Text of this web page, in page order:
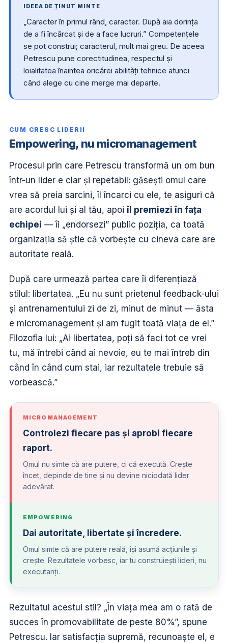
IDEEA DE ȚINUT MINTE
„Caracter în primul rând, caracter. După aia dorința
de a fi încărcat și de a face lucruri.” Competențele
se pot construi; caracterul, mult mai greu. De aceea
Petrescu pune corectitudinea, respectul și
loialitatea înaintea oricărei abilități tehnice atunci
când alege cu cine merge mai departe.
CUM CRESC LIDERII
Empowering, nu micromanagement
Procesul prin care Petrescu transformă un om bun
într-un lider e clar și repetabil: găsești omul care
vrea să preia sarcini, îl încarci cu ele, te asiguri că
are acordul lui și al tău, apoiîl premiezi în fața
echipei — îi „endorsezi” public poziția, ca toată
organizația să știe că vorbește cu cineva care are
autoritate reală.
După care urmează partea care îi diferențiază
stilul: libertatea. „Eu nu sunt prietenul feedback-ului
și antrenamentului zi de zi, minut de minut — ăsta
e micromanagement și am fugit toată viața de el.”
Filozofia lui: „Ai libertatea, poți să faci tot ce vrei
tu, mă întrebi când ai nevoie, eu te mai întreb din
când în când cum stai, iar rezultatele trebuie să
vorbească.”
MICROMANAGEMENT
Controlezi fiecare pas și aprobi fiecare
raport.
Omul nu simte că are putere, ci că execută. Crește
încet, depinde de tine și nu devine niciodată lider
adevărat.
EMPOWERING
Dai autoritate, libertate și încredere.
Omul simte că are putere reală, își asumă acțiunile și
crește. Rezultatele vorbesc, iar tu construiești lideri, nu
executanți.
Rezultatul acestui stil? „În viața mea am o rată de
succes în promovabilitate de peste 80%”, spune
Petrescu. Iar satisfacția supremă, recunoaște el, e